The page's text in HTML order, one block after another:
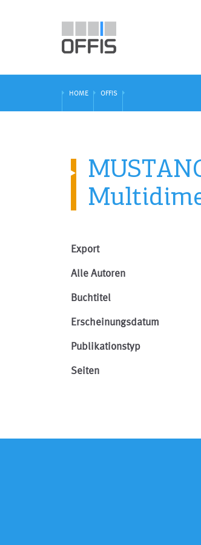
HOME OFFIS
Export
Alle Autoren
Buchtitel
Erscheinungsdatum
Publikationstyp
Seiten